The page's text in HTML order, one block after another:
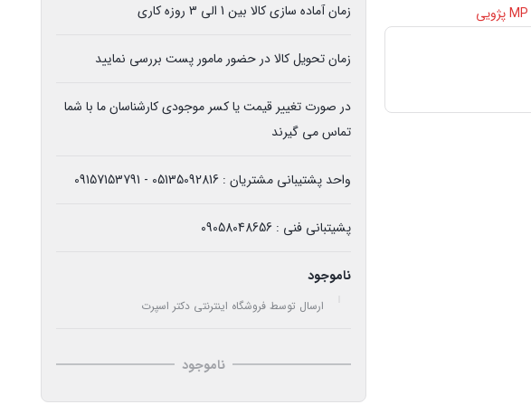
زمان آماده سازی کالا بین 1 الی 3 روزه کاری
زمان تحویل کالا در حضور مامور پست بررسی نمایید
در صورت تغییر قیمت یا کسر موجودی کارشناسان ما با شما
تماس می گیرند
واحد پشتیبانی مشتریان : 05135092816 - 09157153791
پشیتبانی فنی : 09058048656
ناموجود
ارسال توسط فروشگاه اینترنتی دکتر اسپرت
ناموجود